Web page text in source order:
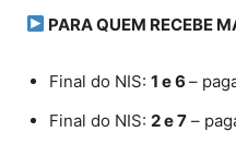
PARA QUEM RECEBE
Final do NIS: 1 e 6 –
Final do NIS: 2 e 7 –